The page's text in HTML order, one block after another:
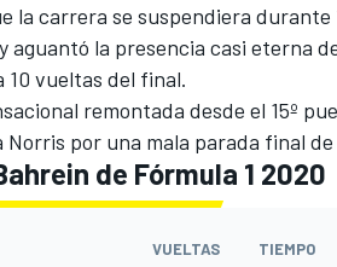
la carrera se suspendiera
y aguantó la presencia casi eterna
10 vueltas del final.
remontada desde el 15º
por una mala parada final de
de Fórmula 1 2020
VUELTAS TIEMPO